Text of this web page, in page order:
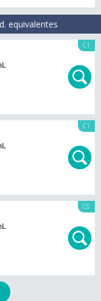
equivalentes
C1
C1
C6